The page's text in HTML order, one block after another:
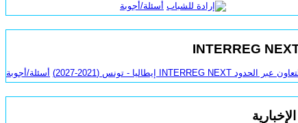
أسئلة/أجوبة
أسئلة/أجوبة